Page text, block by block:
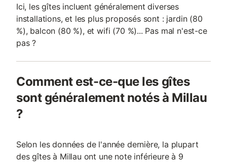
Ici, les gîtes incluent généralement diverses
installations, et les plus proposés sont : jardin (80
%), balcon (80 %), et wifi (70 %)... Pas mal n'est-ce
pas ?
Comment est-ce-que les gîtes
sont généralement notés à Millau
?
Selon les données de l'année dernière, la plupart
des gîtes à Millau ont une note inférieure à 9